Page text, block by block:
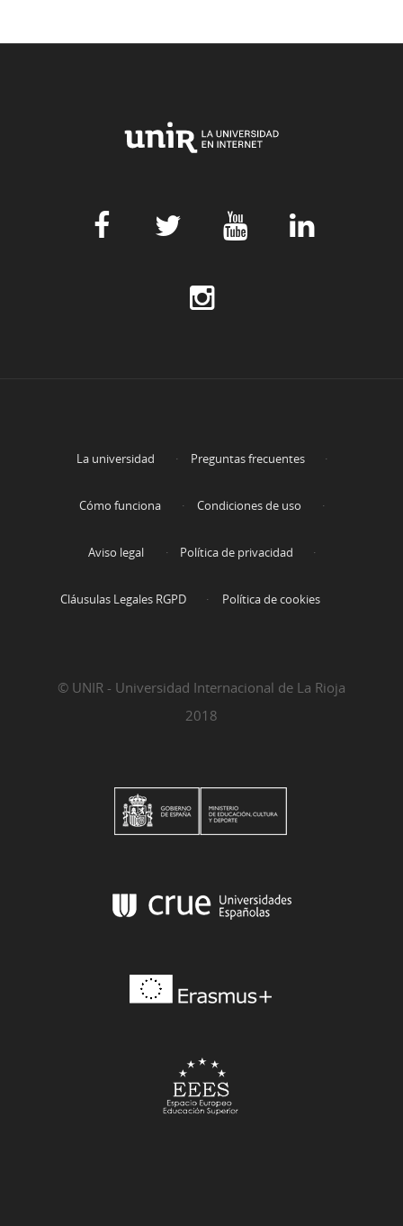
La universidad Preguntas frecuentes
Cómo funciona Condiciones de uso
Aviso legal Política de privacidad
Cláusulas Legales RGPD Política de cookies
© UNIR - Universidad Internacional de La Rioja
2018